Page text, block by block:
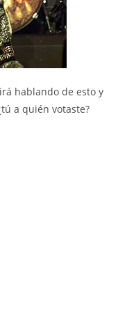
hablando de esto y
a quién votaste?